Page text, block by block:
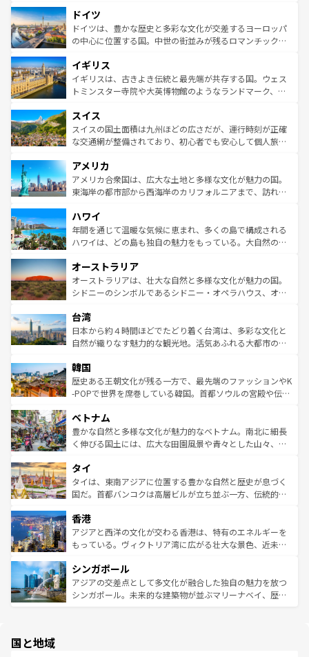
せる。地方によって風土や気候が異なるスペインはその個
性で訪れる人を魅了する。 なお、新着のスペイン情報は コ
ンテンツ一覧を参照してほしい。
で、幅広い魅力が詰まっている。華麗な宮殿、歴史的な大
聖堂、美しいビーチ、そして豊かな自然が、訪れる者を心
から魅了する。また、フランスは美食の国としても知ら
いる。シャンパンの発祥地であるランス、プロヴァンスの
香り高いラベンダー畑など、多彩な楽しみ方が可能だ。さ
らに、パリ以外の地域にも魅力が溢れており、どの街角に
れる地方に足を運ぶとそれぞれで全く異なる文化を体験で
きるだろう。 なお、新着のフランス情報はコンテンツ一覧
を参照してほしい。
ドイツ
ドイツは、豊かな歴史と多彩な文化が交差するヨーロッパ
の中心に位置する国。中世の街並みが残るロマンチック街
顔を持つこの国は、どこを歩いても飽きることがない。ベ
ルリンの文化的活気、バイエルン州のアルプスの絶景、そ
してライン川沿いのワイン畑といった風景は必見。ビール
は、お酒好きな人にはぜひ体験してほしい。 なお、新着の
ドイツ情報はコンテンツ一覧を参照してほしい。
イギリス
イギリスは、古きよき伝統と最先端が共存する国。ウェス
トミンスター寺院や大英博物館のようなランドマーク、歴
リアごとに異なる魅力がある。また、優雅なアフタヌーン
ティー、ビール好きにはたまらない英国パブ、サッカー観
戦など、本場だからこそできる体験も豊富。イギリスを旅
ンツ一覧を参照してほしい。
スイス
スイスの国土面積は九州ほどの広さだが、運行時刻が正確
な交通網が整備されており、初心者でも安心して個人旅行
の建物がそのまま残る町や、スイスならではのユニークな
博物館もあり、アルプス観光だけでなく町歩きも満喫する
ことができる。国民の所得が高いため物価も高いが、旅行
ば市内交通費無料で観光を楽しむこともできる。 なお、新
着のスイス情報はコンテンツ一覧 を参照してほしい。
アメリカ
アメリカ合衆国は、広大な土地と多様な文化が魅力の国。
東海岸の都市部から西海岸のカリフォルニアまで、訪れる
のような巨大都市は、観光、ショッピング、エンターテイ
ンメントが詰まった刺激的なスポットだ。一方、アメリカ
西部には大自然が広がり、グランドキャニオンやイエロー
部のニューオーリンズでは、音楽と美食が融合した独特の
文化が魅力。旅行者はアメリカの各地域で異なる魅力を楽
しみながら、その多様性と豊かな歴史を感じることができ
ならではの贅沢な旅のスタイルだ。 なお、新着のアメリカ
情報はコンテンツ一覧を参照してほしい。
ハワイ
年間を通じて温暖な気候に恵まれ、多くの島で構成される
ハワイは、どの島も独自の魅力をもっている。大自然の神
ワイ島は見逃せない。また、定番の観光地といえばオアフ
島だが、静かな自然を求めるならマウイ島やカウアイ島が
おすすめ。エメラルドグリーンに輝く海をはじめ、豊かな
れるおもてなしの心で訪れる人々を迎えてくれるハワイの
人々、おいしいローカルフードやハワイアンミュージッ
ク、伝統的なフラダンスなど、すべてがハワイの魅力を彩
ワイを、存分に味わってほしい。 なお、新着のハワイ情報
はコンテンツ一覧を参照してほしい。
オーストラリア
オーストラリアは、壮大な自然と多様な文化が魅力の国。
シドニーのシンボルであるシドニー・オペラハウス、オー
リアリーフや大陸中央部にそびえるウルル（エアーズロッ
ク）、タスマニアの美しい原生林やケアンズの熱帯雨林な
ど、見どころがたくさん。また、カフェやワイン、オージ
いる。アクティビティも充実しており、サーフィンやダイ
ビング、ハイキングなど、アウトドア好きにはたまらな
い。オーストラリアの多彩な魅力を存分に味わいつくそ
参照してほしい。
台湾
日本から約４時間ほどでたどり着く台湾は、多彩な文化と
自然が織りなす魅力的な観光地。活気あふれる大都市の台
ン）、静ひつな山岳地帯である台湾東部など、都市の喧騒
と山間の静けさが共存しており、訪れる人に新しい発見と
驚きをもたらしてくれる。また、奥深い台湾の食文化も魅
容にもいいと評判のスイーツなど、バラエティ豊かな料理
が味わえる。 なお、新着の台湾情報は コンテンツ一覧を参
照してほしい。
韓国
歴史ある王朝文化が残る一方で、最先端のファッションやK
-POPで世界を席巻している韓国。首都ソウルの宮殿や伝統
き、地方に足を延ばせば四季折々の自然美を楽しむことが
できる。そして、キムチや焼肉、絶品のストリートフード
まで、さまざまな韓国料理が待っている。夜には、韓国な
リティに包まれながら、韓国の多彩な魅力を心ゆくまで味
わってみてほしい。 なお、新着の韓国情報はコンテンツ一
覧を参照してほしい。
ベトナム
豊かな自然と多様な文化が魅力的なベトナム。南北に細長
く伸びる国土には、広大な田園風景や青々とした山々、世
急速な発展と共に伝統が息づく。ハノイの古い町並みやホ
ーチミン市のフランス統治時代の建物も、独特の雰囲気を
醸し出している。また、バラエティの豊かさとおいしさで
とつ。フォーやバインミー、ベトナムコーヒーなどは、ぜ
ひ現地で味わいたい。どの地域を訪れてもあたたかい人々
が旅行者を迎えてくれるので、きっと忘れられない旅にな
参照してほしい。
タイ
タイは、東南アジアに位置する豊かな自然と歴史が息づく
国だ。首都バンコクは高層ビルが立ち並ぶ一方、伝統的な
の活気が交差している。北部ではチェンマイなどの山岳地
帯で自然と触れ合い、南部ではプーケットやクラビの美し
いビーチでリゾート気分を楽しむことができる。タイ料理
激する。気候は一年中温暖で、どの季節にも異なる楽しみ
が待っている。親しみやすいタイの人々、仏教を中心とし
た文化、そして多様な観光資源が、訪れる旅人を魅了し続
香港
アジアと西洋の文化が交わる香港は、特有のエネルギーを
もっている。ヴィクトリア湾に広がる壮大な景色、近未来
み、どこを訪れても感動するはず。観光スポットが密集し
ており、効率よく見どころを回れるのも魅力。息をのむよ
うな絶景から文化的な体験まで、香港を存分に楽しみ尽く
シンガポール
アジアの交差点として多文化が融合した独自の魅力を放つ
シンガポール。未来的な建築物が並ぶマリーナベイ、歴史
国と地域